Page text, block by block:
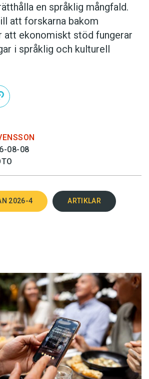
en språklig mångfald.
att forskarna bakom
att ekonomiskt stöd fungerar
i språklig och kulturell
08-08
2026-4 ARTIKLAR